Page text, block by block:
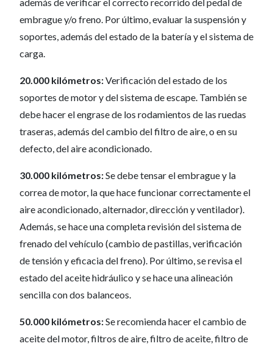
embrague y/o freno. Por último, evaluar la suspensión y
soportes, además del estado de la batería y el sistema de
carga.
20.000 kilómetros:Verificación del estado de los
soportes de motor y del sistema de escape. También se
debe hacer el engrase de los rodamientos de las ruedas
traseras, además del cambio del filtro de aire, o en su
defecto, del aire acondicionado.
30.000 kilómetros:Se debe tensar el embrague y la
correa de motor, la que hace funcionar correctamente el
aire acondicionado, alternador, dirección y ventilador).
Además, se hace una completa revisión del sistema de
frenado del vehículo (cambio de pastillas, verificación
de tensión y eficacia del freno). Por último, se revisa el
estado del aceite hidráulico y se hace una alineación
sencilla con dos balanceos.
50.000 kilómetros:Se recomienda hacer el cambio de
aceite del motor, filtros de aire, filtro de aceite, filtro de